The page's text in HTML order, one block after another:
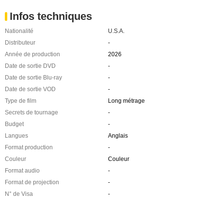
Infos techniques
Nationalité
U.S.A.
Distributeur
-
Année de production
2026
Date de sortie DVD
-
Date de sortie Blu-ray
-
Date de sortie VOD
-
Type de film
Long métrage
Secrets de tournage
-
Budget
-
Langues
Anglais
Format production
-
Couleur
Couleur
Format audio
-
Format de projection
-
N° de Visa
-